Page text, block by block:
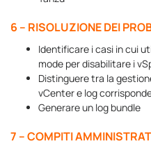
6 – RISOLUZIONE DEI
Identificare i casi in cui
mode per disabilitare i
Distinguere tra la
vCenter e log
Generare un log bundle
7 – COMPITI